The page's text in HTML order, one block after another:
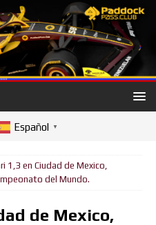
Español ▼
1,3 en Ciudad de Mexico,
del Mundo.
de Mexico,